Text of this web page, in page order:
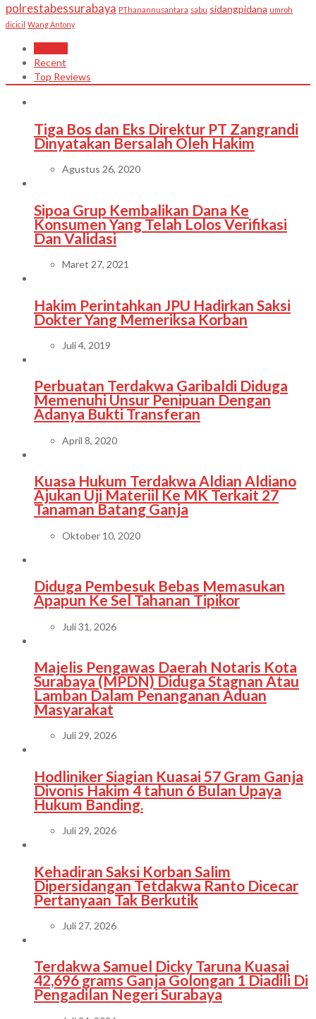
polrestabessurabaya PThanannusantara sabu sidangpidana umroh
dicicil Wang Antony
Recent
Top Reviews
Tiga Bos dan Eks Direktur PT Zangrandi
Dinyatakan Bersalah Oleh Hakim
Agustus 26, 2020
Sipoa Grup Kembalikan Dana Ke
Konsumen Yang Telah Lolos Verifikasi
Dan Validasi
Maret 27, 2021
Hakim Perintahkan JPU Hadirkan Saksi
Dokter Yang Memeriksa Korban
Juli 4, 2019
Perbuatan Terdakwa Garibaldi Diduga
Memenuhi Unsur Penipuan Dengan
Adanya Bukti Transferan
April 8, 2020
Kuasa Hukum Terdakwa Aldian Aldiano
Ajukan Uji Materiil Ke MK Terkait 27
Tanaman Batang Ganja
Oktober 10, 2020
Diduga Pembesuk Bebas Memasukan
Apapun Ke Sel Tahanan Tipikor
Juli 31, 2026
Majelis Pengawas Daerah Notaris Kota
Surabaya (MPDN) Diduga Stagnan Atau
Lamban Dalam Penanganan Aduan
Masyarakat
Juli 29, 2026
Hodliniker Siagian Kuasai 57 Gram Ganja
Divonis Hakim 4 tahun 6 Bulan Upaya
Hukum Banding.
Juli 29, 2026
Kehadiran Saksi Korban Salim
Dipersidangan Tetdakwa Ranto Dicecar
Pertanyaan Tak Berkutik
Juli 27, 2026
Terdakwa Samuel Dicky Taruna Kuasai
42,696 grams Ganja Golongan 1 Diadili Di
Pengadilan Negeri Surabaya